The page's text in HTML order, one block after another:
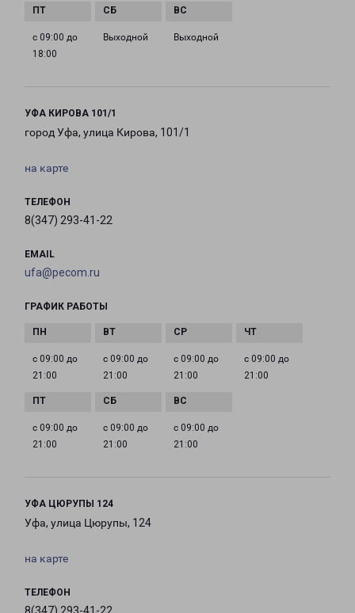
с 09:00 до
18:00
Выходной Выходной
УФА КИРОВА 101/1
город Уфа, улица Кирова, 101/1
на карте
ТЕЛЕФОН
8(347) 293-41-22
EMAIL
ufa@pecom.ru
ГРАФИК РАБОТЫ
с 09:00 до
21:00
с 09:00 до
21:00
с 09:00 до
21:00
с 09:00 до
21:00
с 09:00 до
21:00
с 09:00 до
21:00
с 09:00 до
21:00
УФА ЦЮРУПЫ 124
Уфа, улица Цюрупы, 124
на карте
ТЕЛЕФОН